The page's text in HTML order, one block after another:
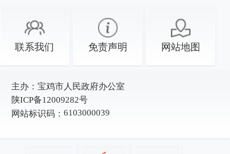
联系我们 免责声明 网站地图
主办： 宝鸡市人民政府办公室
陕ICP备12009282号
网站标识码： 6103000039